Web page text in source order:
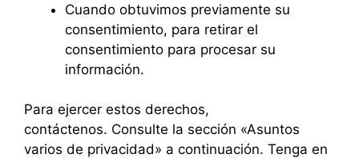
Cuando obtuvimos previamente su
consentimiento, para retirar el
consentimiento para procesar su
información.
Para ejercer estos derechos,
contáctenos. Consulte la sección «Asuntos
varios de privacidad» a continuación. Tenga en